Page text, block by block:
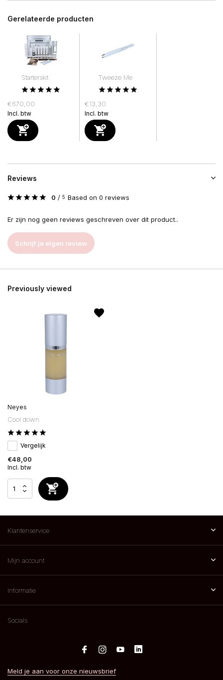
Gerelateerde producten
Starterskit
€670,00
Incl. btw
Tweeze Me
€13,30
Incl. btw
Reviews
0 / 5 Based on 0 reviews
Er zijn nog geen reviews geschreven over dit product..
Schrijf je eigen review
Previously viewed
Neyes
Cool down
Vergelijk
€48,00
Incl. btw
Klantenservice
Mijn account
Informatie
Socials
Meld je aan voor onze nieuwsbrief